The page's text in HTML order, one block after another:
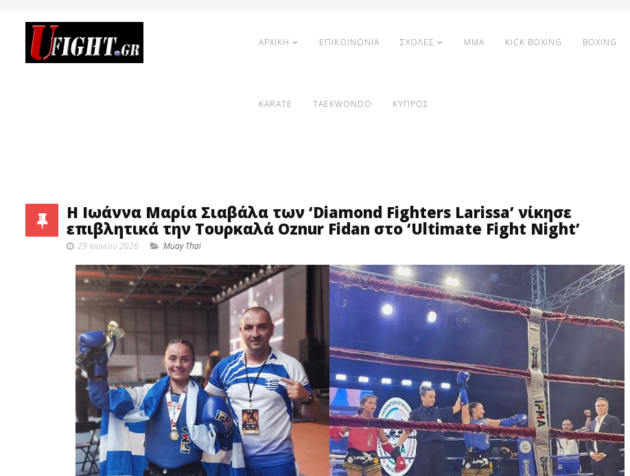
ΑΡΧΙΚΗ ΕΠΙΚΟΙΝΩΝΙΑ ΣΧΟΛΕΣ MMA KICK BOXING BOXING
KARATE TAEKWONDO ΚΥΠΡΟΣ
Η Ιωάννα Μαρία Σιαβάλα των ‘Diamond Fighters Larissa’ νίκησε
επιβλητικά την Τουρκαλά Oznur Fidan στο ‘Ultimate Fight Night’
29 Ιουνίου 2026 Muay Thai